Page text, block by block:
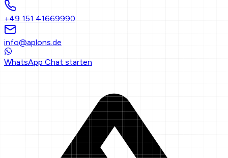
+49 151 41669990
info@aplons.de
WhatsApp Chat starten